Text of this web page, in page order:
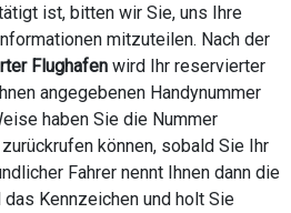
ist, bitten wir Sie, uns Ihre
mitzuteilen. Nach der
Flughafen wird Ihr reservierter
angegebenen Handynummer
haben Sie die Nummer
können, sobald Sie Ihr
Fahrer nennt Ihnen dann die
Kennzeichen und holt Sie